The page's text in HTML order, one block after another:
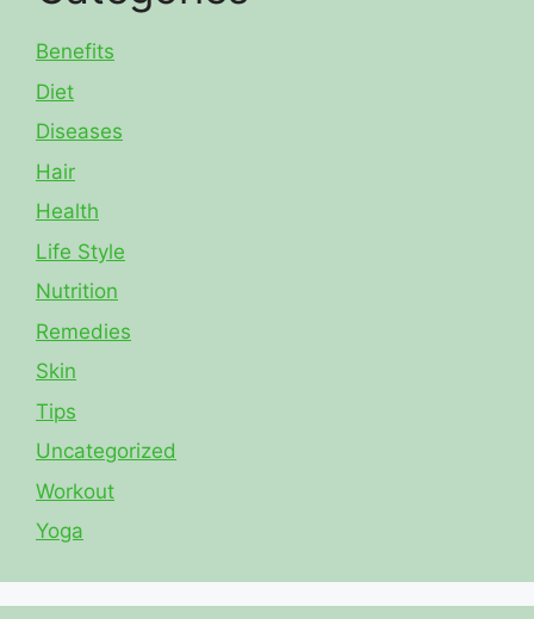
Benefits
Diet
Diseases
Hair
Health
Life Style
Nutrition
Remedies
Skin
Tips
Uncategorized
Workout
Yoga